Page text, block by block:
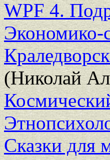
WPF 4.
Экономико-
(Николай
Сказки для